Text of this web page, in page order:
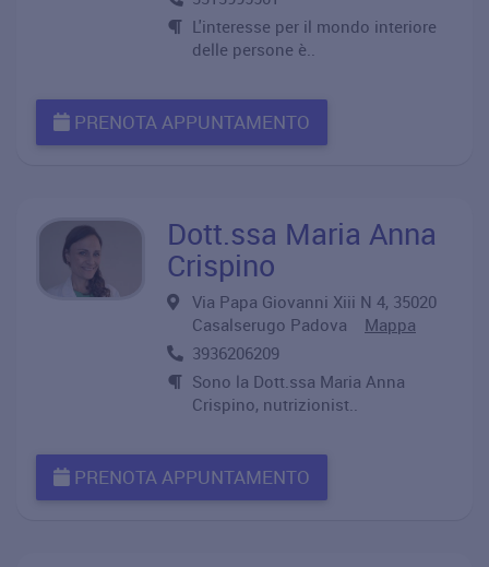
L'interesse per il mondo interiore
delle persone è..
PRENOTA APPUNTAMENTO
Dott.ssa Maria Anna
Crispino
Via Papa Giovanni Xiii N 4, 35020
Casalserugo Padova Mappa
3936206209
Sono la Dott.ssa Maria Anna
Crispino, nutrizionist..
PRENOTA APPUNTAMENTO